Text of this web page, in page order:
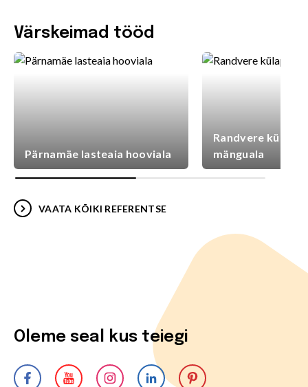
Värskeimad tööd
Pärnamäe lasteaia hooviala
Randvere
mänguala
VAATA KÕIKI REFERENTSE
Oleme seal kus teiegi